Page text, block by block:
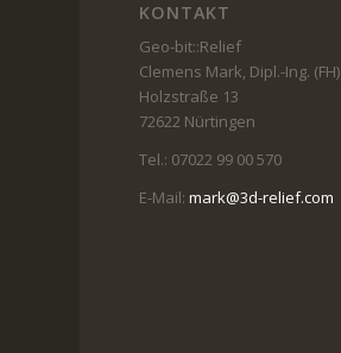
KONTAKT
Geo-bit::Relief
Clemens Mark, Dipl.-Ing. (FH)
Holzstraße 13
72622 Nürtingen
Tel.: 07022 99 00 570
E-Mail:mark@3d-relief.com